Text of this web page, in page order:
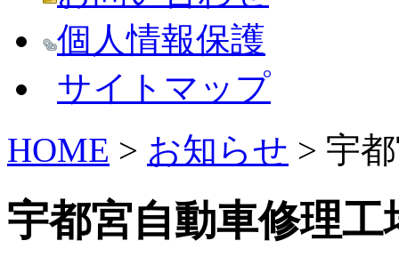
個人情報保護
サイトマップ
HOME > お知らせ > 宇
宇都宮自動車修理工